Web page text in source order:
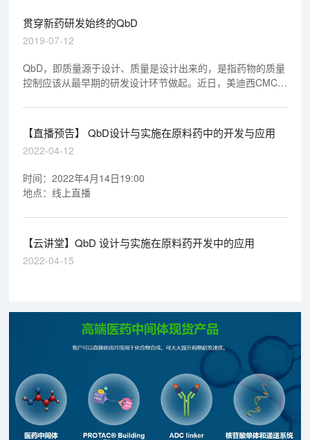
贯穿新药研发始终的QbD
2019-07-12
QbD，即质量源于设计、质量是设计出来的，是指药物的质量
控制应该从最早期的研发设计环节做起。近日，美迪西CMC主
物研发思路》专题演讲。
【直播预告】 QbD设计与实施在原料药中的开发与应用
2022-04-12
时间：2022年4月14日19:00
地点：线上直播
【云讲堂】QbD 设计与实施在原料药开发中的应用
2022-04-15